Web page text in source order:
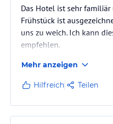
Das Hotel ist sehr
Frühstück ist
uns zu weich. Ich kann
empfehlen.
Mehr anzeigen
Hilfreich Teilen